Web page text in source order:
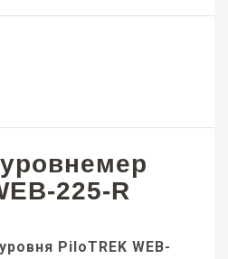
225-R
PiloTREK WEB-